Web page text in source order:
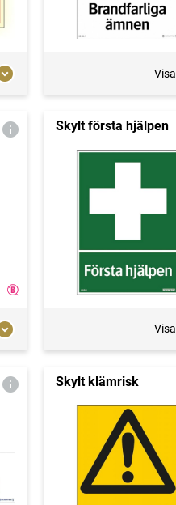
Visa
Skylt första hjälpen
Visa
Skylt klämrisk